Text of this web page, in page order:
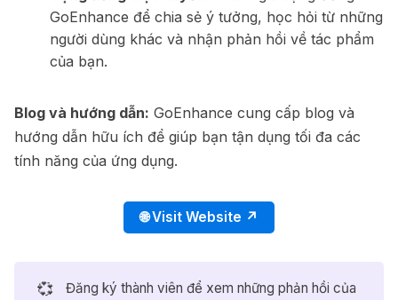
GoEnhance để chia sẻ ý tưởng, học hỏi từ những
người dùng khác và nhận phản hồi về tác phẩm
của bạn.
Blog và hướng dẫn: GoEnhance cung cấp blog và
hướng dẫn hữu ích để giúp bạn tận dụng tối đa các
tính năng của ứng dụng.
🌐 Visit Website ↗
💞
Đăng ký thành viên để xem những phản hồi của